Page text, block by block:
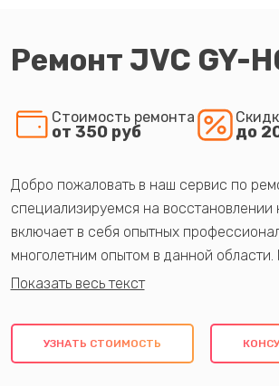
Ремонт JVC GY-
Стоимость ремонта
от 350 руб до
Добро пожаловать в наш сервис по
специализируемся на
включает в себя опытных
многолетним опытом в данной
качественный ремонт с
клиентам надежное и
потребности наилучшим образом. Не
УЗНАТЬ СТОИМОСТЬ